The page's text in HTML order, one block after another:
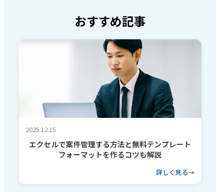
おすすめ記事
2025.12.15
エクセルで案件管理する方法と無料テンプレート
フォーマットを作るコツも解説
詳しく見る